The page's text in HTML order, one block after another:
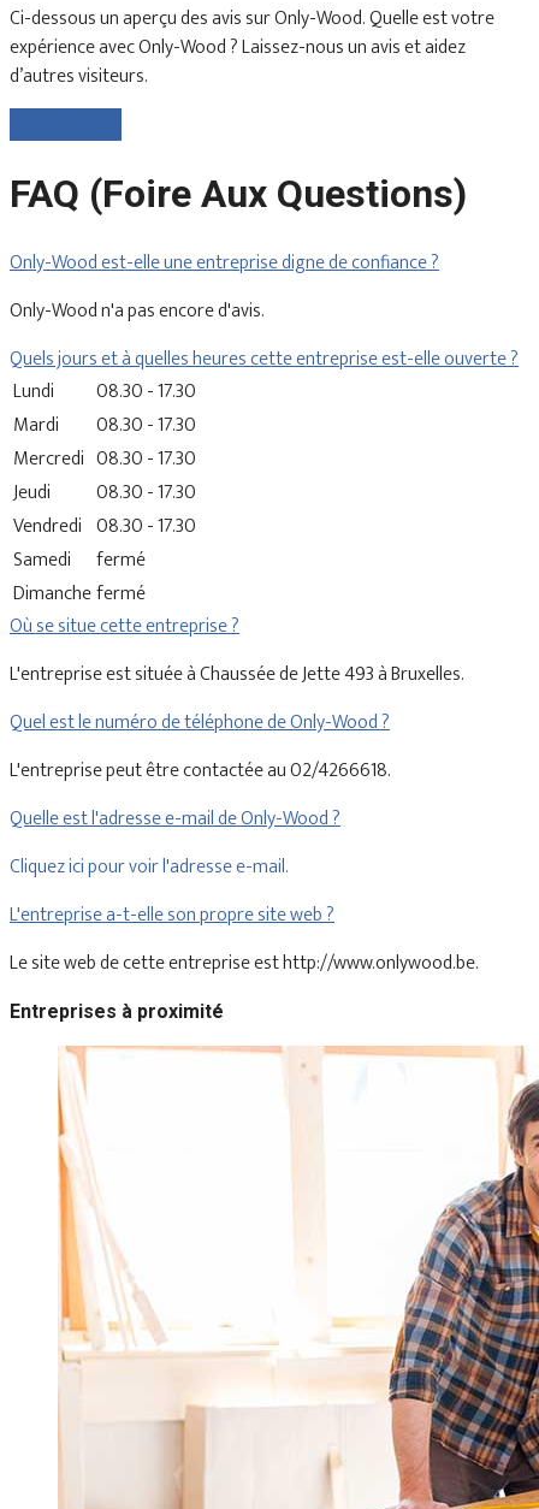
Ci-dessous un aperçu des avis sur Only-Wood. Quelle est votre
expérience avec Only-Wood ? Laissez-nous un avis et aidez
d’autres visiteurs.
FAQ (Foire Aux Questions)
Only-Wood est-elle une entreprise digne de confiance ?
Only-Wood n'a pas encore d'avis.
Quels jours et à quelles heures cette entreprise est-elle ouverte ?
Lundi
08.30 - 17.30
Mardi
08.30 - 17.30
Mercredi 08.30 - 17.30
Jeudi
08.30 - 17.30
Vendredi 08.30 - 17.30
Samedi
fermé
Dimanchefermé
Où se situe cette entreprise ?
L'entreprise est située à Chaussée de Jette 493 à Bruxelles.
Quel est le numéro de téléphone de Only-Wood ?
L'entreprise peut être contactée au 02/4266618.
Quelle est l'adresse e-mail de Only-Wood ?
Cliquez ici pour voir l'adresse e-mail.
L'entreprise a-t-elle son propre site web ?
Le site web de cette entreprise est http://www.onlywood.be.
Entreprises à proximité